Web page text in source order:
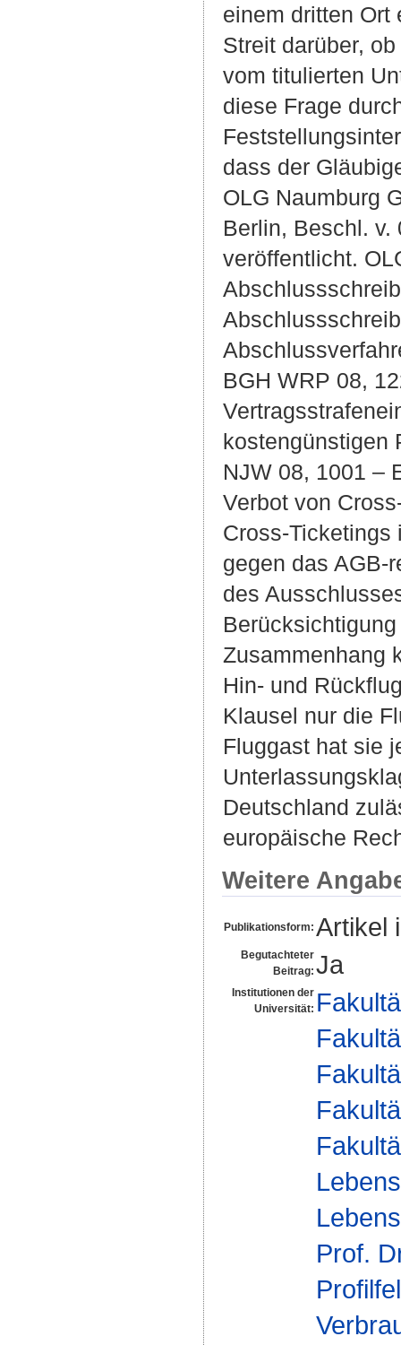
einem dritten Ort
Streit darüber,
vom titulierten
diese Frage
dass der
OLG Naumburg
Berlin, Beschl. v.
veröffentlicht.
BGH WRP 08,
kostengünstigen
NJW 08, 1001 –
Verbot von
Cross-Ticketings
gegen das AGB-
des
Zusammenhang
Hin- und
Klausel nur die
Fluggast hat sie
Deutschland
europäische
Weitere
Publikationsform: Artikel
Begutachteter
Beitrag: Ja
Institutionen der
Universität:
Prof.